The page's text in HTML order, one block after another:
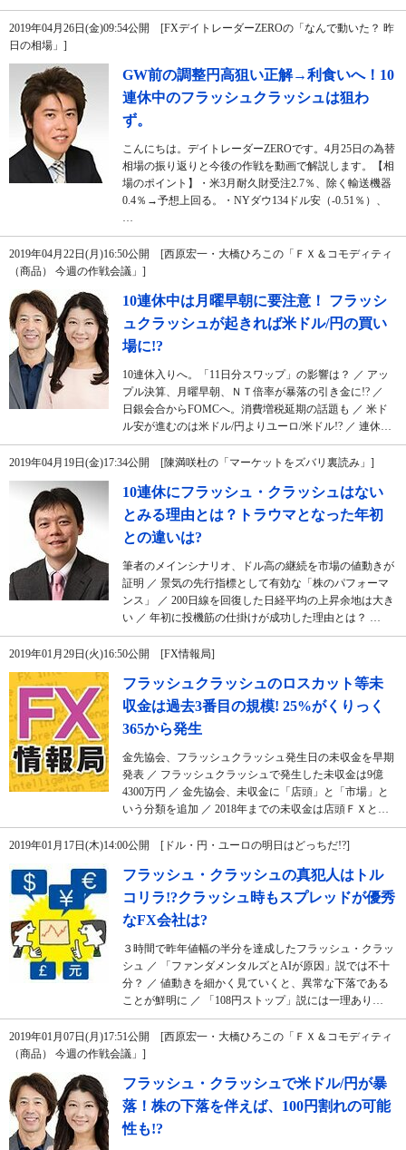
2019年04月26日(金)09:54公開 [FXデイトレーダーZEROの「なんで動いた？ 昨
日の相場」]
GW前の調整円高狙い正解→利食いへ！10
連休中のフラッシュクラッシュは狙わ
ず。
こんにちは。デイトレーダーZEROです。4月25日の為替
相場の振り返りと今後の作戦を動画で解説します。【相
場のポイント】・米3月耐久財受注2.7％、除く輸送機器
0.4％→予想上回る。・NYダウ134ドル安（-0.51％）、
…
2019年04月22日(月)16:50公開 [西原宏一・大橋ひろこの「ＦＸ＆コモディティ
（商品） 今週の作戦会議」]
10連休中は月曜早朝に要注意！ フラッシ
ュクラッシュが起きれば米ドル/円の買い
場に!?
10連休入りへ。「11日分スワップ」の影響は？ ／ アッ
プル決算、月曜早朝、ＮＴ倍率が暴落の引き金に!? ／
日銀会合からFOMCへ。消費増税延期の話題も ／ 米ド
ル安が進むのは米ドル/円よりユーロ/米ドル!? ／ 連休…
2019年04月19日(金)17:34公開 [陳満咲杜の「マーケットをズバリ裏読み」]
10連休にフラッシュ・クラッシュはない
とみる理由とは？トラウマとなった年初
との違いは?
筆者のメインシナリオ、ドル高の継続を市場の値動きが
証明 ／ 景気の先行指標として有効な「株のパフォーマ
ンス」 ／ 200日線を回復した日経平均の上昇余地は大き
い ／ 年初に投機筋の仕掛けが成功した理由とは？ …
2019年01月29日(火)16:50公開 [FX情報局]
フラッシュクラッシュのロスカット等未
収金は過去3番目の規模! 25%がくりっく
365から発生
金先協会、フラッシュクラッシュ発生日の未収金を早期
発表 ／ フラッシュクラッシュで発生した未収金は9億
4300万円 ／ 金先協会、未収金に「店頭」と「市場」と
いう分類を追加 ／ 2018年までの未収金は店頭ＦＸと…
2019年01月17日(木)14:00公開 [ドル・円・ユーロの明日はどっちだ!?]
フラッシュ・クラッシュの真犯人はトル
コリラ!?クラッシュ時もスプレッドが優秀
なFX会社は?
３時間で昨年値幅の半分を達成したフラッシュ・クラッ
シュ ／ 「ファンダメンタルズとAIが原因」説では不十
分？ ／ 値動きを細かく見ていくと、異常な下落である
ことが鮮明に ／ 「108円ストップ」説には一理あり…
2019年01月07日(月)17:51公開 [西原宏一・大橋ひろこの「ＦＸ＆コモディティ
（商品） 今週の作戦会議」]
フラッシュ・クラッシュで米ドル/円が暴
落！株の下落を伴えば、100円割れの可能
性も!?